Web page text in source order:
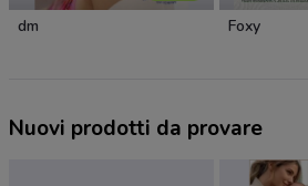
dm Foxy
Nuovi prodotti da provare